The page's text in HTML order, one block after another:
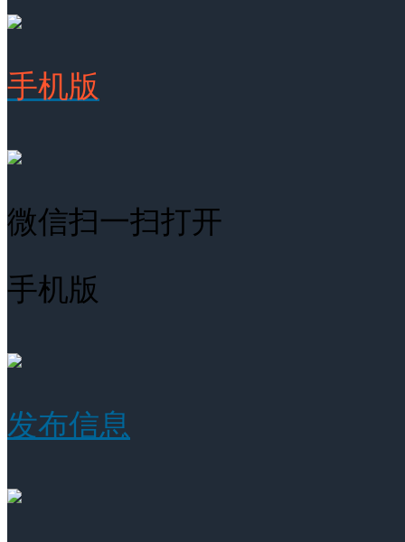
手机版
微信扫一扫打开
手机版
发布信息